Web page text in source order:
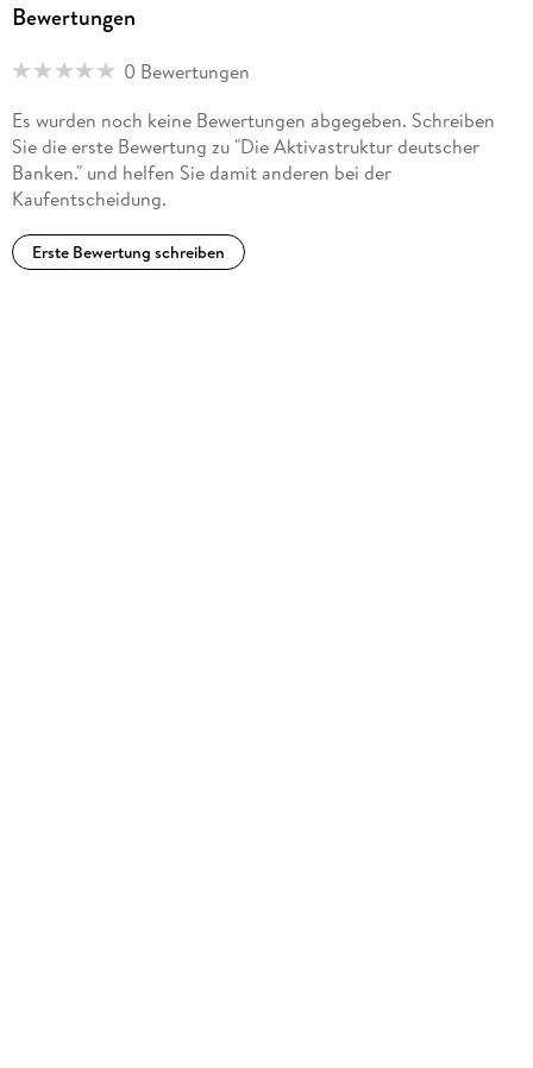
Bewertungen
0 Bewertungen
Es wurden noch keine Bewertungen abgegeben. Schreiben
Sie die erste Bewertung zu "Die Aktivastruktur deutscher
Banken." und helfen Sie damit anderen bei der
Kaufentscheidung.
Erste Bewertung schreiben